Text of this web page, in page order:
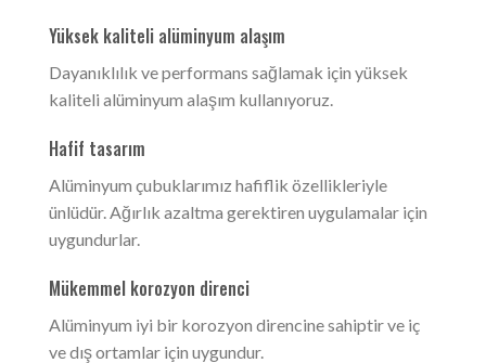
Yüksek kaliteli alüminyum alaşım
Dayanıklılık ve performans sağlamak için yüksek
kaliteli alüminyum alaşım kullanıyoruz.
Hafif tasarım
Alüminyum çubuklarımız hafiflik özellikleriyle
ünlüdür. Ağırlık azaltma gerektiren uygulamalar için
uygundurlar.
Mükemmel korozyon direnci
Alüminyum iyi bir korozyon direncine sahiptir ve iç
ve dış ortamlar için uygundur.